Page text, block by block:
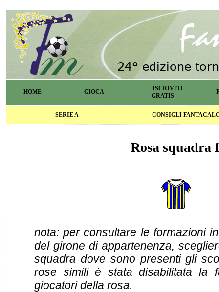
HOME GIOCA
ISCRIVITI
GRATIS
SERIE A CONSIGLI
Rosa squadra
nota: per consultare le formazioni
del girone di appartenenza,
squadra dove sono presenti gli
rose simili è stata disabilitata la
giocatori della rosa.